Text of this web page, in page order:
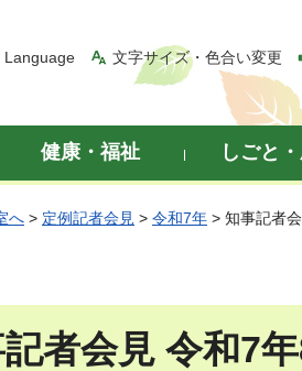
Language 文字サイズ・色合い変更
健康・福祉 しごと
へ > 定例記者会見 > 令和7年 > 知事記者
者会見 令和7